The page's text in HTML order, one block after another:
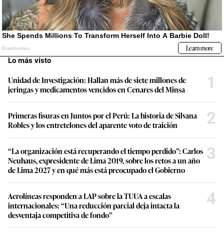
Lo más visto
Unidad de Investigación: Hallan más de siete millones de
jeringas y medicamentos vencidos en Cenares del Minsa
1
Primeras fisuras en Juntos por el Perú: La historia de Silvana
Robles y los entretelones del aparente voto de traición
2
“La organización está recuperando el tiempo perdido”: Carlos
Neuhaus, expresidente de Lima 2019, sobre los retos a un año
de Lima 2027 y en qué más está preocupado el Gobierno
3
Aerolíneas responden a LAP sobre la TUUA a escalas
internacionales: “Una reducción parcial deja intacta la
desventaja competitiva de fondo”
4